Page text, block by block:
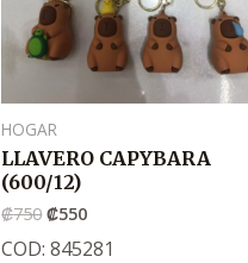
HOGAR
LLAVERO CAPYBARA
(600/12)
₡750 ₡550
COD: 845281